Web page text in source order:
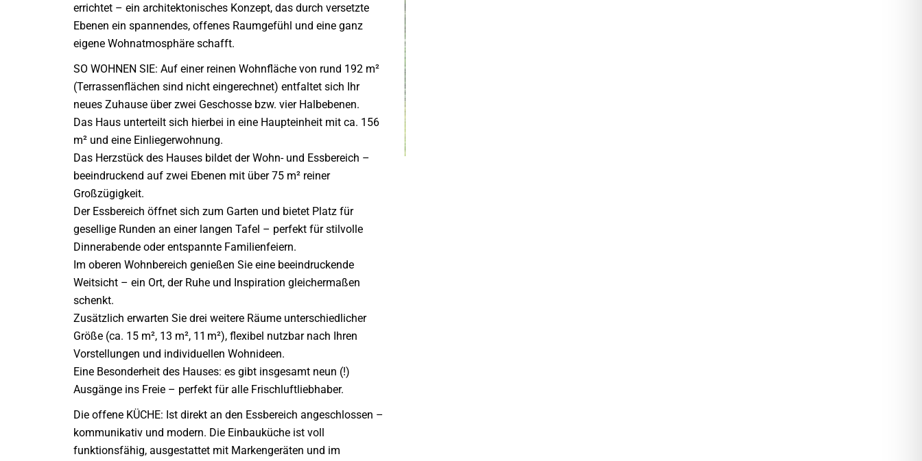
errichtet – ein architektonisches Konzept, das durch versetzte
Ebenen ein spannendes, offenes Raumgefühl und eine ganz
eigene Wohnatmosphäre schafft.
SO WOHNEN SIE: Auf einer reinen Wohnfläche von rund 192 m²
(Terrassenflächen sind nicht eingerechnet) entfaltet sich Ihr
neues Zuhause über zwei Geschosse bzw. vier Halbebenen.
Das Haus unterteilt sich hierbei in eine Haupteinheit mit ca. 156
m² und eine Einliegerwohnung.
Das Herzstück des Hauses bildet der Wohn- und Essbereich –
beeindruckend auf zwei Ebenen mit über 75 m² reiner
Großzügigkeit.
Der Essbereich öffnet sich zum Garten und bietet Platz für
gesellige Runden an einer langen Tafel – perfekt für stilvolle
Dinnerabende oder entspannte Familienfeiern.
Im oberen Wohnbereich genießen Sie eine beeindruckende
Weitsicht – ein Ort, der Ruhe und Inspiration gleichermaßen
schenkt.
Zusätzlich erwarten Sie drei weitere Räume unterschiedlicher
Größe (ca. 15 m², 13 m², 11 m²), flexibel nutzbar nach Ihren
Vorstellungen und individuellen Wohnideen.
Eine Besonderheit des Hauses: es gibt insgesamt neun (!)
Ausgänge ins Freie – perfekt für alle Frischluftliebhaber.
Die offene KÜCHE: Ist direkt an den Essbereich angeschlossen –
kommunikativ und modern. Die Einbauküche ist voll
funktionsfähig, ausgestattet mit Markengeräten und im